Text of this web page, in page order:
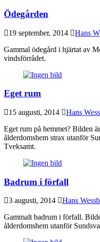
Ödegården
19 september, 2014 Hans
Gammal ödegård i hjärtat av
vindsförrådet.
Eget rum
15 augusti, 2014 Hans
Eget rum på hemmet? Bilden
ålderdomshem strax utanför
Tveksamt.
Badrum i förfall
3 augusti, 2014 Hans
Gammalt badrum i förfall.
ålderdomshem utanför